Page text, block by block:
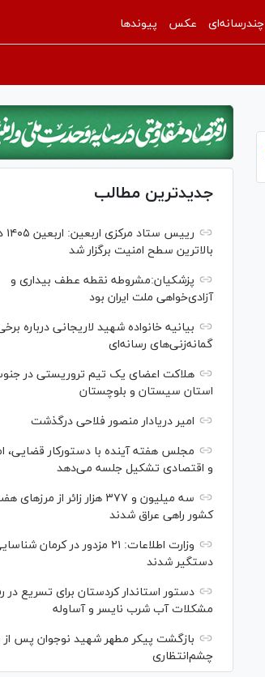
چندرسانه‌ای عکس پیوندها
جدیدترین مطالب
رییس ستاد
بالاترین سطح امنیت برگزار شد
پزشکیان:مشروطه نقطه عطف بیداری و
آزادی‌خواهی ملت ایران بود
بیانیه خانواده شهید لاریجانی درباره
گمانه‌زنی‌های رسانه‌ای
هلاکت اعضای یک تیم تروریستی در
استان سیستان و بلوچستان
امیر دریادار منصور فلاحی درگذشت
مجلس هفته آینده با دستورکار قضایی،
و اقتصادی تشکیل جلسه می‌دهد
سه میلیون و ۳۷۷ هزار زائر از
کشور راهی عراق شدند
وزارت اطلاعات: ۲۱ مزدور در کرمان
دستگیر شدند
دستور استاندار کردستان برای تسریع در
مشکلات آب شرب نایسر و آساوله
بازگشت پیکر مطهر شهید نوجوان پس از
چشم‌انتظاری